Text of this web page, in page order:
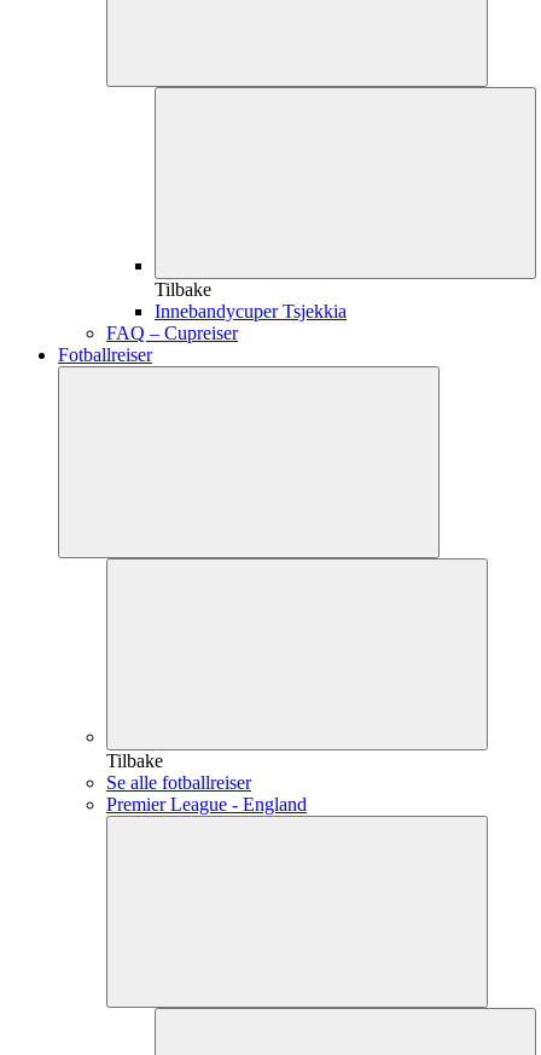
Tilbake
Innebandycuper Tsjekkia
FAQ – Cupreiser
Fotballreiser
Tilbake
Se alle fotballreiser
Premier League - England